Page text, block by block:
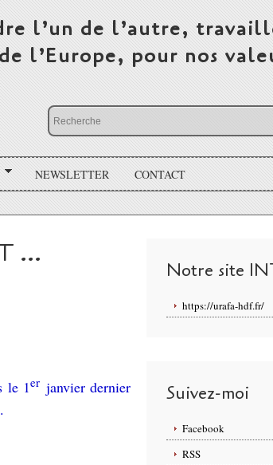
l’un de l’autre,
l’Europe, pour nos
NEWSLETTER CONTACT
...
le 1er janvier dernier
Notre site
https://urafa-hdf.fr/
Suivez-moi
Facebook
RSS